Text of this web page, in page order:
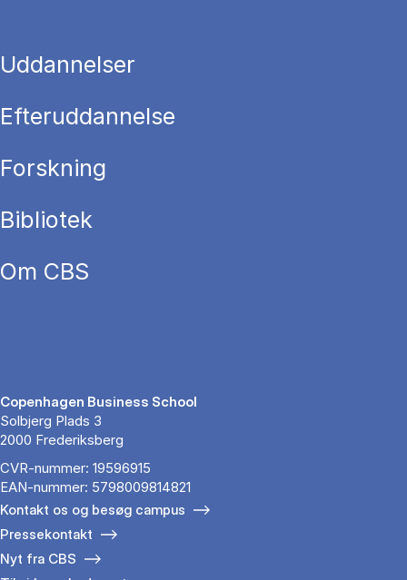
Uddannelser
Efteruddannelse
Forskning
Bibliotek
Om CBS
Copenhagen Business School
Solbjerg Plads 3
2000 Frederiksberg
CVR-nummer: 19596915
EAN-nummer: 5798009814821
Kontakt os og besøg campus
Pressekontakt
Nyt fra CBS